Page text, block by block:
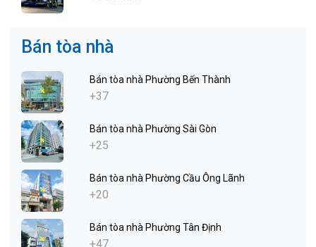
Bán tòa nhà
Bán tòa nhà Phường Bến Thành
+37
Bán tòa nhà Phường Sài Gòn
+25
Bán tòa nhà Phường Cầu Ông Lãnh
+20
Bán tòa nhà Phường Tân Định
+47